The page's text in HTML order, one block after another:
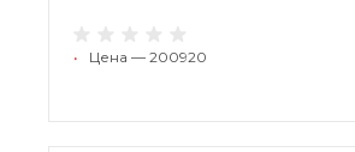
• Цена — 200920